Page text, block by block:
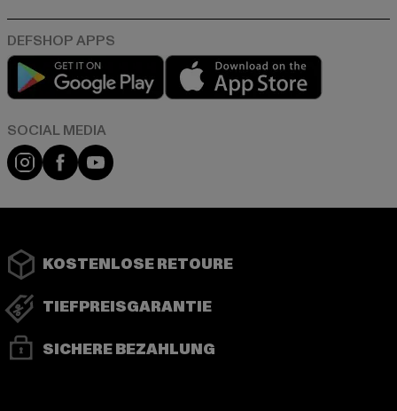
Play market
Instagram
FacebookYouTube
KOSTENLOSE RETOURE
TIEFPREISGARANTIE
SICHERE BEZAHLUNG